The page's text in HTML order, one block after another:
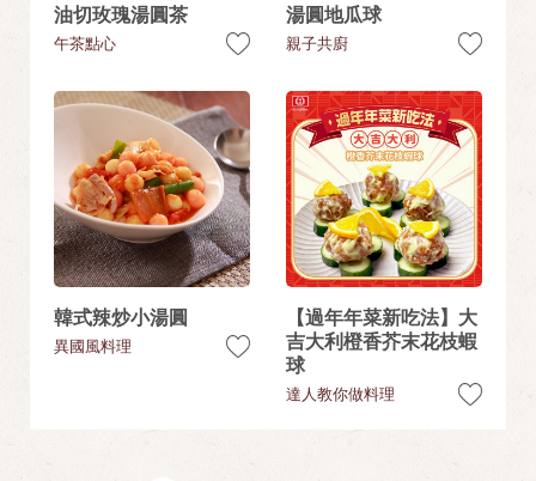
油切玫瑰湯圓茶
午茶點心
湯圓地瓜球
親子共廚
韓式辣炒小湯圓
異國風料理
【過年年菜新吃法】大
吉大利橙香芥末花枝蝦
球
達人教你做料理